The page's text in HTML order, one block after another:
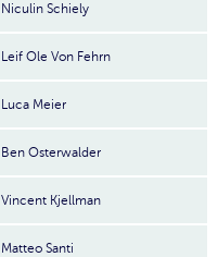
Niculin Schiely
Leif Ole Von Fehrn
Luca Meier
Ben Osterwalder
Vincent Kjellman
Matteo Santi